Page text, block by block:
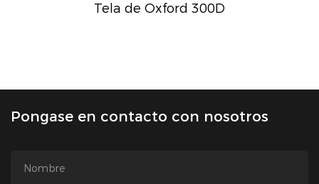
Tela de Oxford 300D
Pongase en contacto con nosotros